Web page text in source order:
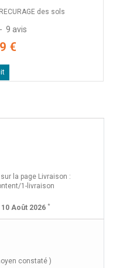
des sols
- 9 avis
€
la page Livraison :
1-livraison
10 Août 2026 *
constaté )